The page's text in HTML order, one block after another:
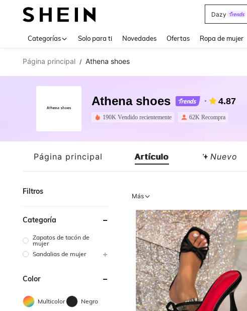
Dazy
Categorías Solo para ti Novedades Ofertas Ropa de mujer
Página principal / Athena shoes
Athena shoes 4.87
190K Vendido recientemente 62K Recompra
Página principal Artículo Nuevo
Filtros
Categoría
Zapatos de tacón de
mujer
Sandalias de mujer
Color
Multicolor Negro
Más